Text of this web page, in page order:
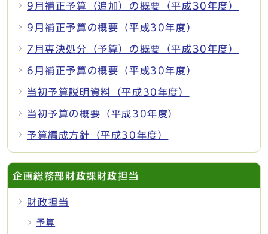
9月補正予算（追加）の概要（平成30年度）
9月補正予算の概要（平成30年度）
7月専決処分（予算）の概要（平成30年度）
6月補正予算の概要（平成30年度）
当初予算説明資料（平成30年度）
当初予算の概要（平成30年度）
予算編成方針（平成30年度）
企画総務部財政課財政担当
財政担当
予算